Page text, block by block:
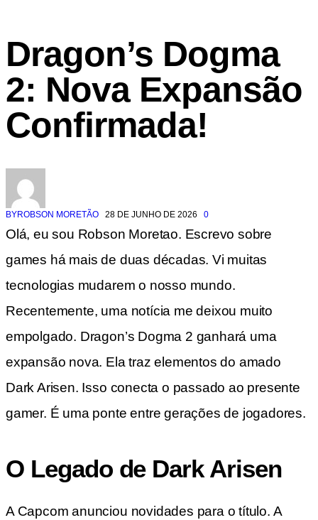
Dragon’s Dogma
2: Nova Expansão
Confirmada!
BYROBSON MORETÃO 28 DE JUNHO DE 2026 0
Olá, eu sou Robson Moretao. Escrevo sobre
games há mais de duas décadas. Vi muitas
tecnologias mudarem o nosso mundo.
Recentemente, uma notícia me deixou muito
empolgado. Dragon’s Dogma 2 ganhará uma
expansão nova. Ela traz elementos do amado
Dark Arisen. Isso conecta o passado ao presente
gamer. É uma ponte entre gerações de jogadores.
O Legado de Dark Arisen
A Capcom anunciou novidades para o título. A